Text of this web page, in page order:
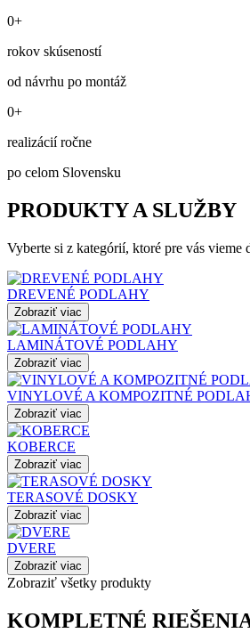
0+
rokov skúseností
od návrhu po montáž
0+
realizácií ročne
po celom Slovensku
PRODUKTY A SLUŽBY
Vyberte si z kategórií, ktoré pre vás vieme
DREVENÉ PODLAHY
Zobraziť viac
LAMINÁTOVÉ PODLAHY
Zobraziť viac
VINYLOVÉ A KOMPOZITNÉ
Zobraziť viac
KOBERCE
Zobraziť viac
TERASOVÉ DOSKY
Zobraziť viac
DVERE
Zobraziť viac
Zobraziť všetky produkty
KOMPLETNÉ